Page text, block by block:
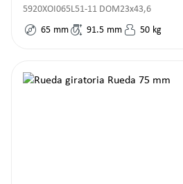
5920XOI065L51-11 DOM23x43,6
65 mm 91.5 mm 50 kg